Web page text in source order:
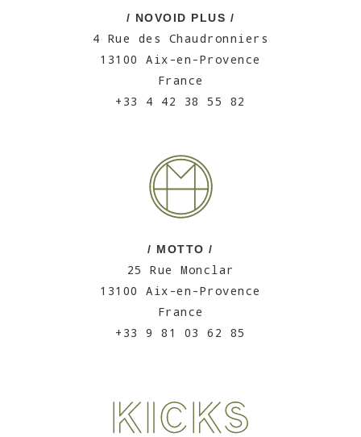
/ NOVOID PLUS /
4 Rue des Chaudronniers
13100 Aix-en-Provence
France
+33 4 42 38 55 82
/ MOTTO /
25 Rue Monclar
13100 Aix-en-Provence
France
+33 9 81 03 62 85